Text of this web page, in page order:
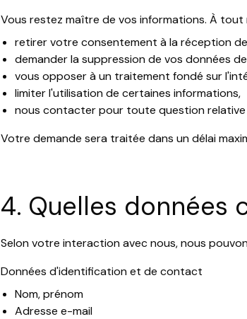
Vous restez maître de vos informations. À tout
retirer votre consentement à la réception
demander la suppression de vos données
vous opposer à un traitement fondé sur
limiter l'utilisation de certaines informations,
nous contacter pour toute question relative
Votre demande sera traitée dans un délai
4. Quelles données
Selon votre interaction avec nous, nous
Données d'identification et de contact
Nom, prénom
Adresse e-mail